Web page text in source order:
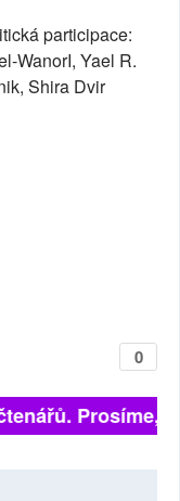
participace:
WanorI, Yael R.
Shira Dvir
0
Prosíme,